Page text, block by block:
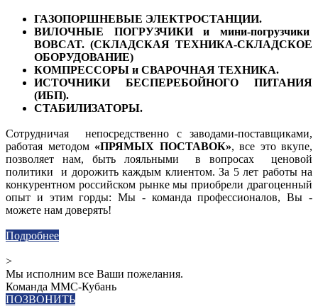
ГАЗОПОРШНЕВЫЕ ЭЛЕКТРОСТАНЦИИ.
ВИЛОЧНЫЕ ПОГРУЗЧИКИ и мини-погрузчики
BOBCAT. (СКЛАДСКАЯ ТЕХНИКА-СКЛАДСКОЕ
ОБОРУДОВАНИЕ)
КОМПРЕССОРЫ и СВАРОЧНАЯ ТЕХНИКА.
ИСТОЧНИКИ БЕСПЕРЕБОЙНОГО ПИТАНИЯ
(ИБП).
СТАБИЛИЗАТОРЫ.
Сотрудничая непосредственно с заводами-поставщиками,
работая методом «ПРЯМЫХ ПОСТАВОК», все это вкупе,
позволяет нам, быть лояльными в вопросах ценовой
политики и дорожить каждым клиентом. За 5 лет работы на
конкурентном российском рынке мы приобрели драгоценный
опыт и этим горды: Мы - команда профессионалов, Вы -
можете нам доверять!
Подробнее
>
Мы исполним все Ваши пожелания.
Команда ММС-Кубань
ПОЗВОНИТЬ